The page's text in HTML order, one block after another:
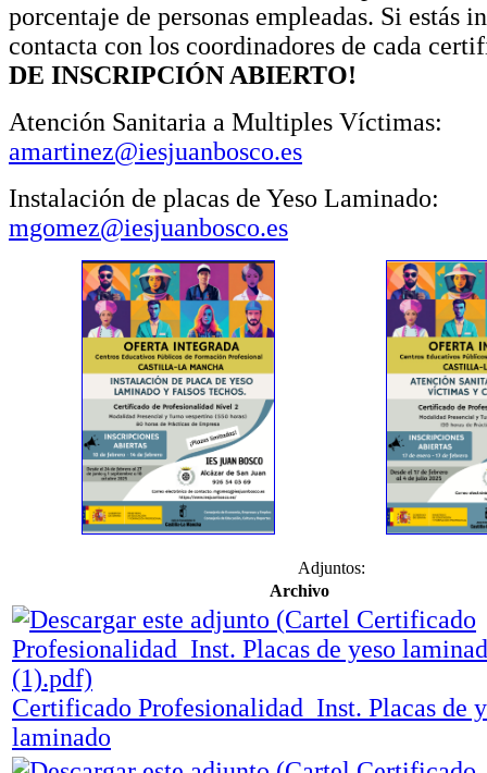
porcentaje de personas empleadas. Si estás
contacta con los coordinadores de cada
DE INSCRIPCIÓN ABIERTO!
Atención Sanitaria a Multiples Víctimas:
amartinez@iesjuanbosco.es
Instalación de placas de Yeso Laminado:
mgomez@iesjuanbosco.es
Adjuntos:
Archivo
Certificado Profesionalidad_Inst. Placas de
laminado